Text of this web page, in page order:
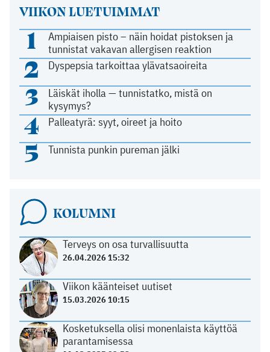
VIIKON LUETUIMMAT
1
Ampiaisen pisto – näin hoidat pistoksen ja
tunnistat vakavan allergisen reaktion
2 Dyspepsia tarkoittaa ylävatsaoireita
3
Läiskät iholla — tunnistatko, mistä on
kysymys?
4 Palleatyrä: syyt, oireet ja hoito
5 Tunnista punkin pureman jälki
KOLUMNI
Terveys on osa turvallisuutta
26.04.2026 15:32
Viikon käänteiset uutiset
15.03.2026 10:15
Kosketuksella olisi monenlaista käyttöä
parantamisessa